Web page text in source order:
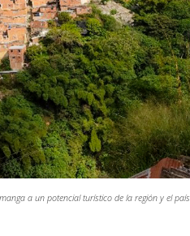
a un potencial turístico de la región y el país